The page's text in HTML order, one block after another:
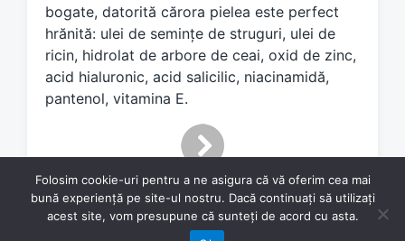
bogate, datorită cărora pielea este perfect
hrănită: ulei de semințe de struguri, ulei de
ricin, hidrolat de arbore de ceai, oxid de zinc,
acid hialuronic, acid salicilic, niacinamidă,
pantenol, vitamina E.
Folosim cookie-uri pentru a ne asigura că vă oferim cea mai
bună experiență pe site-ul nostru. Dacă continuați să utilizați
acest site, vom presupune că sunteți de acord cu asta.